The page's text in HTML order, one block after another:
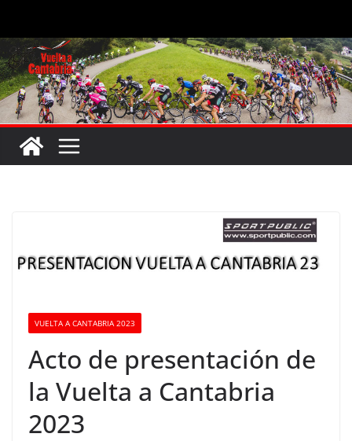
contenido
VUELTA A CANTABRIA 2023
Acto de presentación de
la Vuelta a Cantabria
2023